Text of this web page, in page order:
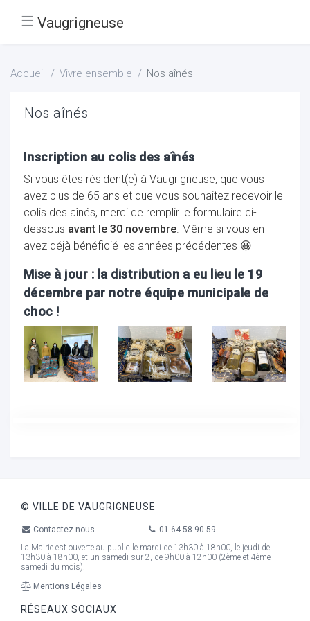
☰ Vaugrigneuse
Accueil Vivre ensemble Nos aînés
Nos aînés
Inscription au colis des aînés
Si vous êtes résident(e) à Vaugrigneuse, que vous
avez plus de 65 ans et que vous souhaitez recevoir le
colis des aînés, merci de remplir le formulaire ci-
dessous avant le 30 novembre. Même si vous en
avez déjà bénéficié les années précédentes 😀
Mise à jour : la distribution a eu lieu le 19
décembre par notre équipe municipale de
choc !
© VILLE DE VAUGRIGNEUSE
Contactez-nous
01 64 58 90 59
La Mairie est ouverte au public le mardi de 13h30 à 18h00, le jeudi de
13h30 à 18h00, et un samedi sur 2, de 9h00 à 12h00 (2ème et 4ème
samedi du mois).
Mentions Légales
RÉSEAUX SOCIAUX